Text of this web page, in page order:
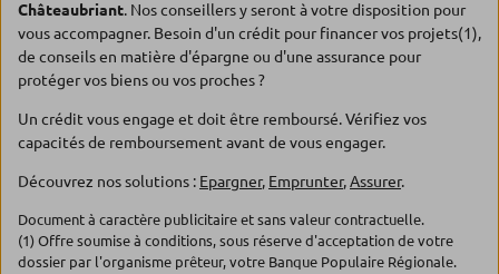
Châteaubriant. Nos conseillers y seront à votre disposition pour
vous accompagner. Besoin d'un crédit pour financer vos projets(1),
de conseils en matière d'épargne ou d'une assurance pour
protéger vos biens ou vos proches ?
Un crédit vous engage et doit être remboursé. Vérifiez vos
capacités de remboursement avant de vous engager.
Découvrez nos solutions : Epargner, Emprunter,Assurer.
Document à caractère publicitaire et sans valeur contractuelle.
(1) Offre soumise à conditions, sous réserve d'acceptation de votre
dossier par l'organisme prêteur, votre Banque Populaire Régionale.